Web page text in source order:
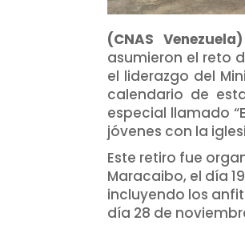
(CNAS Venezuela)
asumieron el reto
el liderazgo del
calendario de
especial llamado
jóvenes con la
Este retiro fue
Maracaibo, el día
incluyendo los
día 28 de